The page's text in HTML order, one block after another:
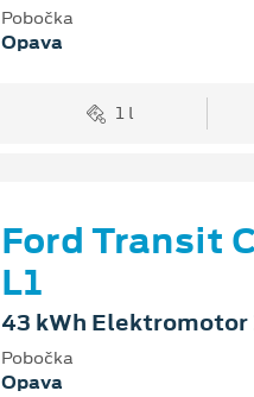
Pobočka
Opava
1 l
Ford Transit
L1
43 kWh
Pobočka
Opava